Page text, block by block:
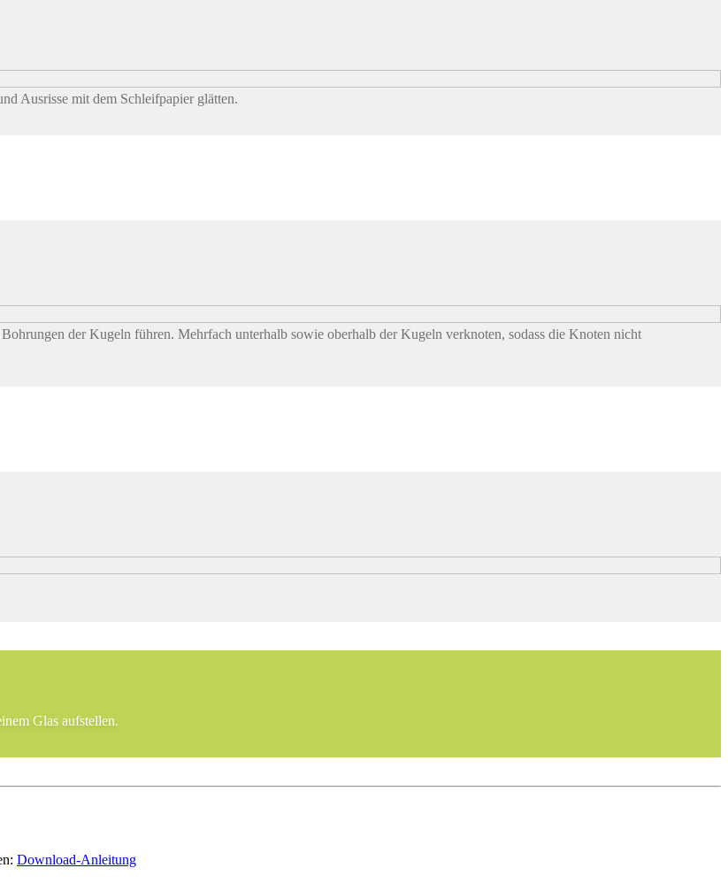
Ausrisse mit dem Schleifpapier glätten.
der Kugeln führen. Mehrfach unterhalb sowie oberhalb der Kugeln verknoten, sodass die Knoten nicht
Glas aufstellen.
Download-Anleitung